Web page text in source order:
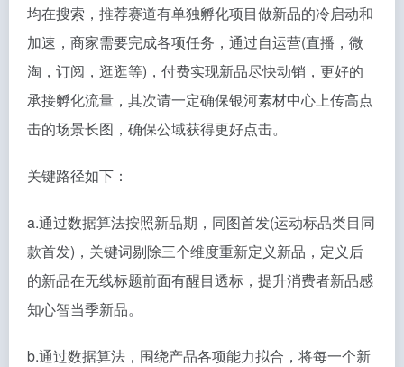
均在搜索，推荐赛道有单独孵化项目做新品的冷启动和
加速，商家需要完成各项任务，通过自运营(直播，微
淘，订阅，逛逛等)，付费实现新品尽快动销，更好的
承接孵化流量，其次请一定确保银河素材中心上传高点
击的场景长图，确保公域获得更好点击。
关键路径如下：
a.通过数据算法按照新品期，同图首发(运动标品类目同
款首发)，关键词剔除三个维度重新定义新品，定义后
的新品在无线标题前面有醒目透标，提升消费者新品感
知心智当季新品。
b.通过数据算法，围绕产品各项能力拟合，将每一个新